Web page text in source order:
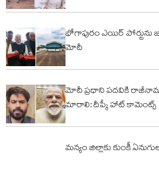
భోగాపురం ఎయిర్ పోర్టును
మోదీ
మోదీ ప్రధాని పదవికి రాజీనామా
మారాలి: దీప్కే హాట్ కామెంట్స్
మన్యం జిల్లాకు కుంకీ